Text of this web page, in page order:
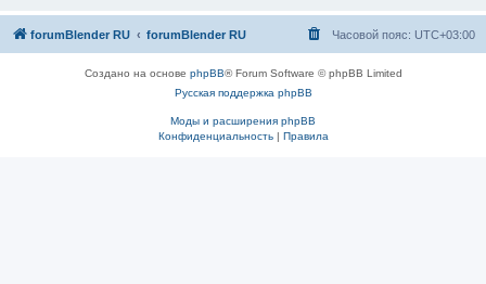
forumBlender RU forumBlender RU Часовой пояс: UTC+03:00
Создано на основе phpBB® Forum Software © phpBB Limited
Русская поддержка phpBB
Моды и расширения phpBB
Конфиденциальность| Правила